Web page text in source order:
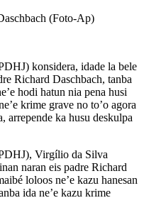
(Foto-Ap)
konsidera, idade la bele
Richard Daschbach, tanba
hodi hatun nia pena husi
krime grave no to’o agora
arrepende ka husu deskulpa
Virgílio da Silva
naran eis padre Richard
loloos ne’e kazu hanesan
ida ne’e kazu krime